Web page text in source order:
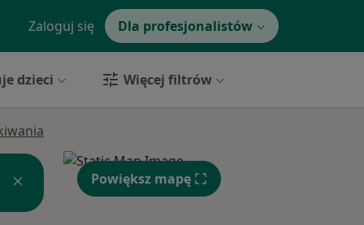
Zaloguj się Dla profesjonalistów
dzieci Więcej filtrów
Powiększ mapę